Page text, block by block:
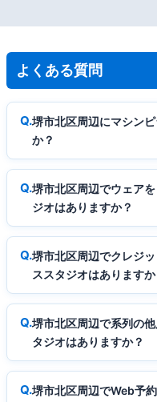
よくある質問
堺市北区周辺にマシン
か？
堺市北区周辺でウェア
ジオはありますか？
堺市北区周辺でクレジ
ススタジオはありますか
堺市北区周辺で系列の
タジオはありますか？
堺市北区周辺でWeb予